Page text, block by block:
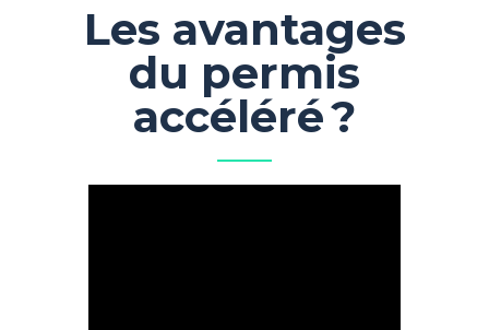
Les avantages
du permis
accéléré ?